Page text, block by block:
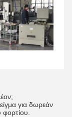
για δωρεάν